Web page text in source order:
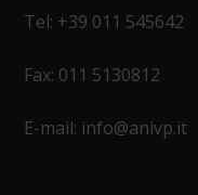
Tel: +39 011 545642
Fax: 011 5130812
E-mail: info@anivp.it